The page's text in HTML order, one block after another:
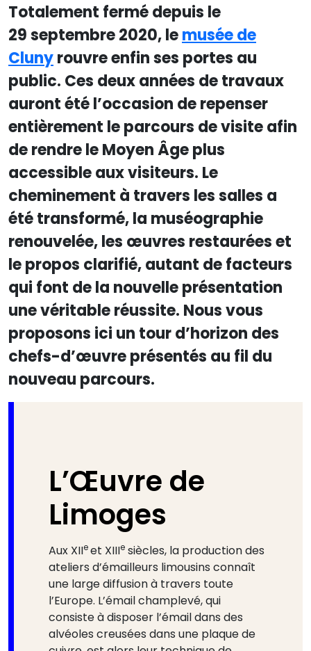
Totalement fermé depuis le
29 septembre 2020, lemusée de
Clunyrouvre enfin ses portes au
public. Ces deux années de travaux
auront été l’occasion de repenser
entièrement le parcours de visite afin
de rendre le Moyen Âge plus
accessible aux visiteurs. Le
cheminement à travers les salles a
été transformé, la muséographie
renouvelée, les œuvres restaurées et
le propos clarifié, autant de facteurs
qui font de la nouvelle présentation
une véritable réussite. Nous vous
proposons ici un tour d’horizon des
chefs-d’œuvre présentés au fil du
nouveau parcours.
L’Œuvre de
Limoges
Aux XIIeet XIIIe siècles, la production des
ateliers d’émailleurs limousins connaît
une large diffusion à travers toute
l’Europe. L’émail champlevé, qui
consiste à disposer l’émail dans des
alvéoles creusées dans une plaque de